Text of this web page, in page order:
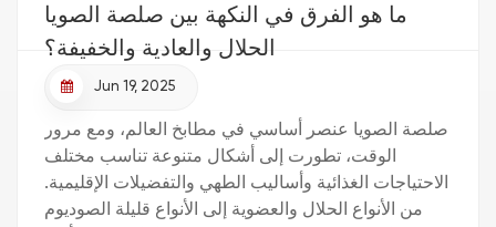
ما هو الفرق في النكهة بين صلصة الصويا
الحلال والعادية والخفيفة؟
Jun 19, 2025
صلصة الصويا عنصر أساسي في مطابخ العالم، ومع مرور
الوقت، تطورت إلى أشكال متنوعة تناسب مختلف
الاحتياجات الغذائية وأساليب الطهي والتفضيلات الإقليمية.
من الأنواع الحلال والعضوية إلى الأنواع قليلة الصوديوم